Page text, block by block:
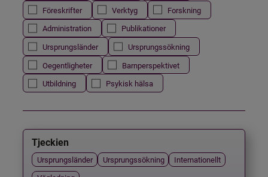
Föreskrifter
Verktyg
Forskning
Administration
Publikationer
Ursprungsländer
Ursprungssökning
Oegentligheter
Barnperspektivet
Utbildning
Psykisk hälsa
Tjeckien
Ursprungsländer Ursprungssökning
Internationellt